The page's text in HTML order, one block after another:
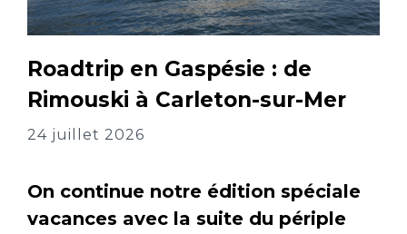
Roadtrip en Gaspésie : de
Rimouski à Carleton-sur-Mer
24 juillet 2026
On continue notre édition spéciale
vacances avec la suite du périple